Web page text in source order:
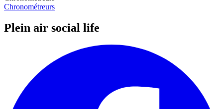
Chronométreurs
Plein air social life